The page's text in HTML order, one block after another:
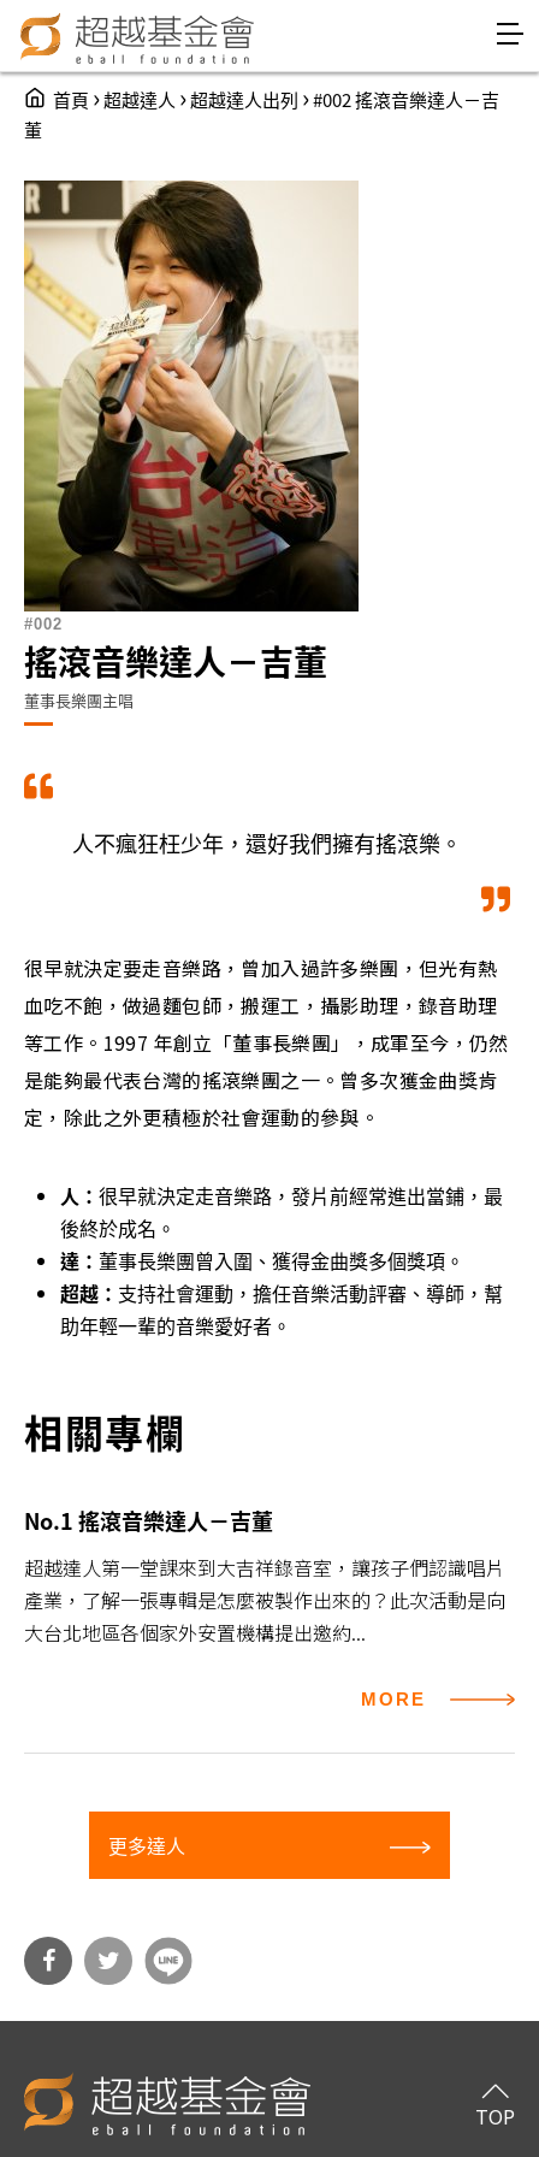
Jump to Navigation
Jump to Main content
You are here
首頁 ›超越達人 ›超越達人出列 ›#002 搖滾音樂達人－吉
董
002
搖滾音樂達人－吉董
董事長樂團主唱
人不瘋狂枉少年，還好我們擁有搖滾樂。
很早就決定要走音樂路，曾加入過許多樂團，但光有熱
血吃不飽，做過麵包師，搬運工，攝影助理，錄音助理
等工作。1997 年創立「董事長樂團」，成軍至今，仍然
是能夠最代表台灣的搖滾樂團之一。曾多次獲金曲獎肯
定，除此之外更積極於社會運動的參與。
人： 很早就決定走音樂路，發片前經常進出當鋪，最
後終於成名。
達： 董事長樂團曾入圍、獲得金曲獎多個獎項。
超越： 支持社會運動，擔任音樂活動評審、導師，幫
助年輕一輩的音樂愛好者。
相關專欄
No.1 搖滾音樂達人－吉董
超越達人第一堂課來到大吉祥錄音室，讓孩子們認識唱片
產業，了解一張專輯是怎麼被製作出來的？此次活動是向
大台北地區各個家外安置機構提出邀約...
MORE
更多達人
cebo
witt
TOP